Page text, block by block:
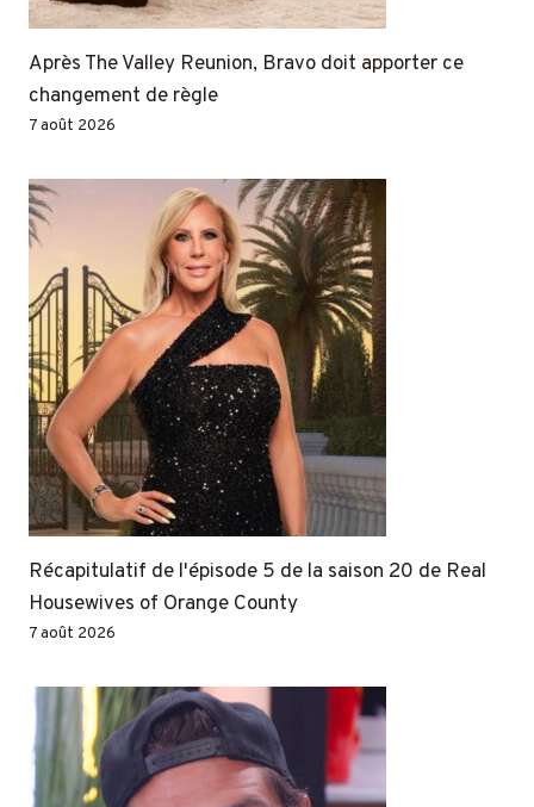
Après The Valley Reunion, Bravo doit apporter ce
changement de règle
7 août 2026
Récapitulatif de l'épisode 5 de la saison 20 de Real
Housewives of Orange County
7 août 2026